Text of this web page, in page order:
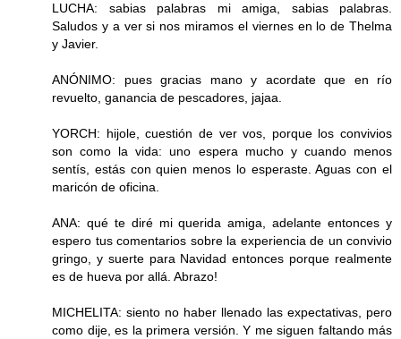
LUCHA: sabias palabras mi amiga, sabias palabras.
Saludos y a ver si nos miramos el viernes en lo de Thelma
y Javier.
ANÓNIMO: pues gracias mano y acordate que en río
revuelto, ganancia de pescadores, jajaa.
YORCH: hijole, cuestión de ver vos, porque los convivios
son como la vida: uno espera mucho y cuando menos
sentís, estás con quien menos lo esperaste. Aguas con el
maricón de oficina.
ANA: qué te diré mi querida amiga, adelante entonces y
espero tus comentarios sobre la experiencia de un convivio
gringo, y suerte para Navidad entonces porque realmente
es de hueva por allá. Abrazo!
MICHELITA: siento no haber llenado las expectativas, pero
como dije, es la primera versión. Y me siguen faltando más